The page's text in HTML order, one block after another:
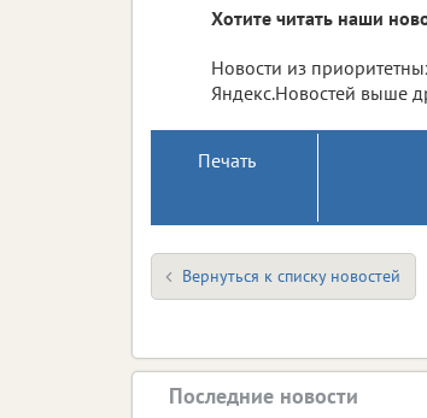
Хотите читать наши
Новости из
Яндекс.Новостей выше
Печать
Вернуться к списку новостей
Последние новости